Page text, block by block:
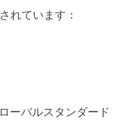
れています：
ーバルスタンダード